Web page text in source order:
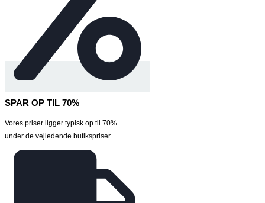
SPAR OP TIL 70%
Vores priser ligger typisk op til 70%
under de vejledende butikspriser.